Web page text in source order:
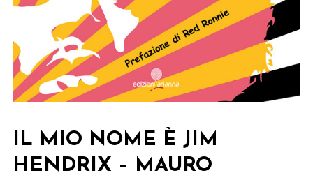
IL MIO NOME È JIM
HENDRIX – MAURO